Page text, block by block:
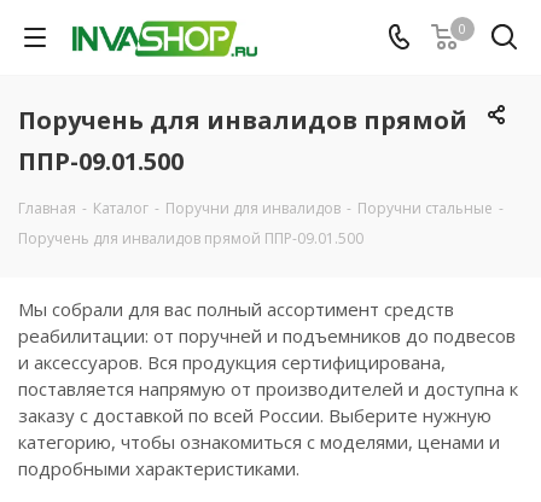
0
Поручень для инвалидов прямой
ППР-09.01.500
Главная - Каталог - Поручни для инвалидов - Поручни стальные -
Поручень для инвалидов прямой ППР-09.01.500
Мы собрали для вас полный ассортимент средств
реабилитации: от поручней и подъемников до подвесов
и аксессуаров. Вся продукция сертифицирована,
поставляется напрямую от производителей и доступна к
заказу с доставкой по всей России. Выберите нужную
категорию, чтобы ознакомиться с моделями, ценами и
подробными характеристиками.